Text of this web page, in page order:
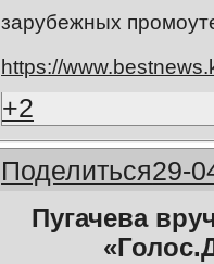
зарубежных
https://
+2
Поделиться29-
Пугачева